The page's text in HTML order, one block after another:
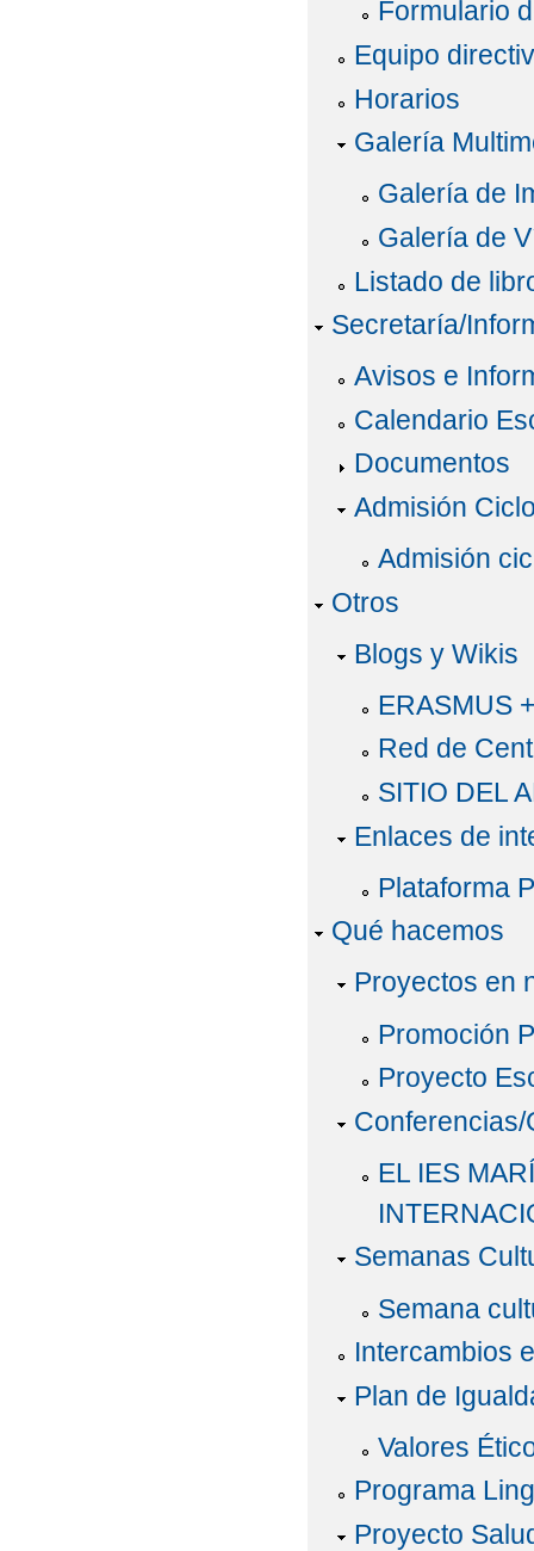
Formulario
Equipo
Horarios
Galería
Galería de
Galería de
Listado de
Secretaría/
Avisos e
Calendario
Documentos
Admisión
Admisión
Otros
Blogs y Wikis
ERASMUS +
Red de
SITIO DEL
Enlaces de
Plataforma
Qué hacemos
Proyectos en
Promoción
Proyecto
Conferencias/
EL IES
Semanas
Semana
Intercambios
Plan de
Valores
Programa
Proyecto